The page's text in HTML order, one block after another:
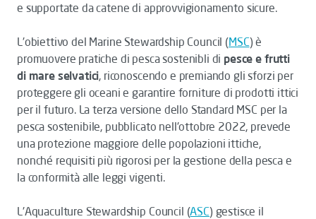
e supportate da catene di approvvigionamento sicure.
L'obiettivo del Marine Stewardship Council (MSC) è
promuovere pratiche di pesca sostenibli di pesce e frutti
di mare selvatici, riconoscendo e premiando gli sforzi per
proteggere gli oceani e garantire forniture di prodotti ittici
per il futuro. La terza versione dello Standard MSC per la
pesca sostenibile, pubblicato nell'ottobre 2022, prevede
una protezione maggiore delle popolazioni ittiche,
nonché requisiti più rigorosi per la gestione della pesca e
la conformità alle leggi vigenti.
L'Aquaculture Stewardship Council (ASC) gestisce il